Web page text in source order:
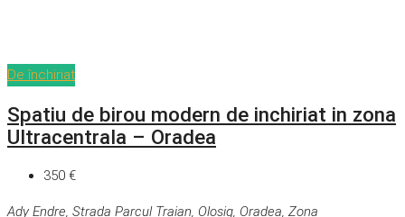
De închiriat
Spatiu de birou modern de inchiriat in zona
Ultracentrala – Oradea
350 €
Ady Endre, Strada Parcul Traian, Olosig, Oradea, Zona